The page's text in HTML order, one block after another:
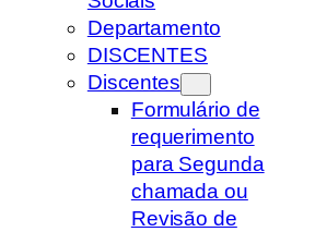
Departamento
DISCENTES
Discentes
Formulário de
requerimento
para Segunda
chamada ou
Revisão de